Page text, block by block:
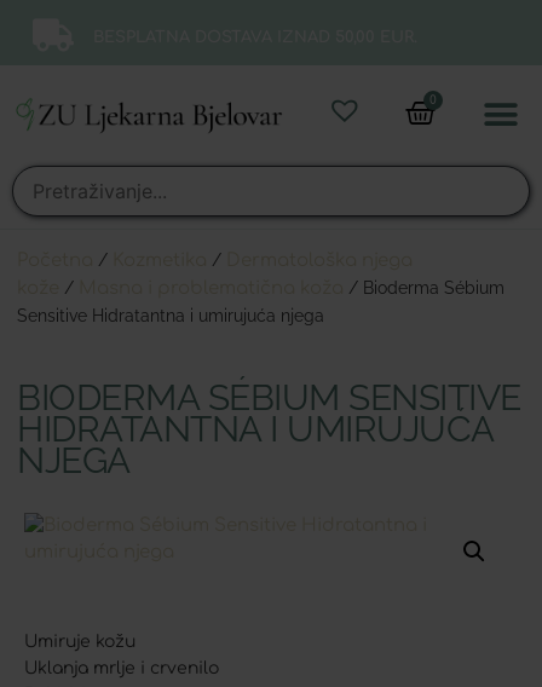
0
/ /
/
/ Bioderma Sébium
Sensitive Hidratantna i umirujuća njega
BIODERMA SÉBIUM SENSITIVE
HIDRATANTNA I UMIRUJUĆA
NJEGA
Umiruje kožu
Uklanja mrlje i crvenilo